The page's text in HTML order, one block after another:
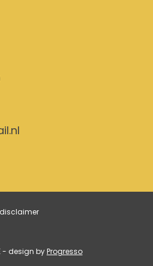
disclaimer
- design byProgresso